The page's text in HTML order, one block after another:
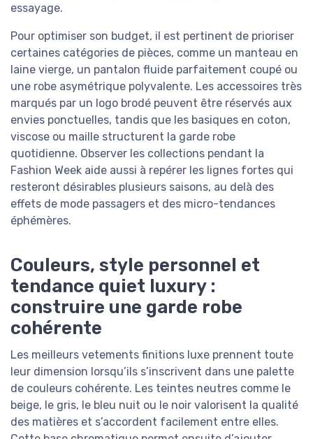
essayage.
Pour optimiser son budget, il est pertinent de prioriser
certaines catégories de pièces, comme un manteau en
laine vierge, un pantalon fluide parfaitement coupé ou
une robe asymétrique polyvalente. Les accessoires très
marqués par un logo brodé peuvent être réservés aux
envies ponctuelles, tandis que les basiques en coton,
viscose ou maille structurent la garde robe
quotidienne. Observer les collections pendant la
Fashion Week aide aussi à repérer les lignes fortes qui
resteront désirables plusieurs saisons, au delà des
effets de mode passagers et des micro-tendances
éphémères.
Couleurs, style personnel et
tendance quiet luxury :
construire une garde robe
cohérente
Les meilleurs vetements finitions luxe prennent toute
leur dimension lorsqu’ils s’inscrivent dans une palette
de couleurs cohérente. Les teintes neutres comme le
beige, le gris, le bleu nuit ou le noir valorisent la qualité
des matières et s’accordent facilement entre elles.